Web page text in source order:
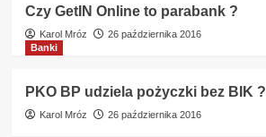
Czy GetIN Online to parabank ?
Karol Mróz
26 października 2016
Banki
PKO BP udziela pożyczki bez BIK ?
Karol Mróz 26 października 2016